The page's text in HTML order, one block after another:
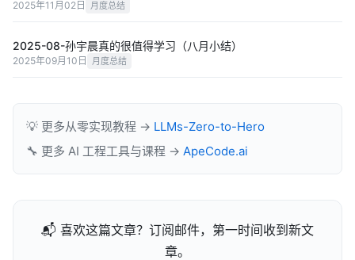
2025年11月02日 月度总结
2025-08-孙宇晨真的很值得学习（八月小结）
2025年09月10日 月度总结
💡 更多从零实现教程 → LLMs-Zero-to-Hero
🔧 更多 AI 工程工具与课程 → ApeCode.ai
📬 喜欢这篇文章？订阅邮件，第一时间收到新文
章。